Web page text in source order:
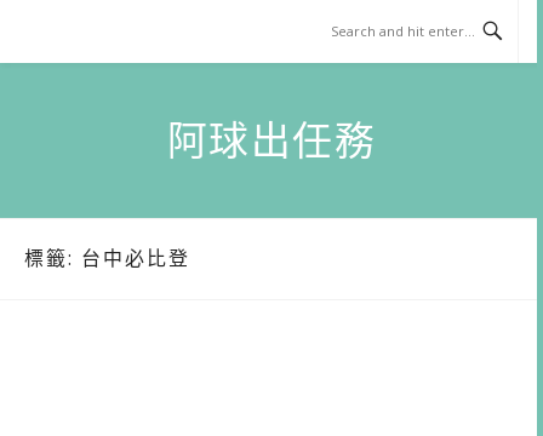
content
阿球出任務
標籤: 台中必比登